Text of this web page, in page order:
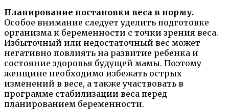
Планирование постановки веса в норму.
Особое внимание следует уделить подготовке
организма к беременности с точки зрения веса.
Избыточный или недостаточный вес может
негативно повлиять на развитие ребенка и
состояние здоровья будущей мамы. Поэтому
женщине необходимо избежать острых
изменений в весе, а также участвовать в
программе стабилизации веса перед
планированием беременности.